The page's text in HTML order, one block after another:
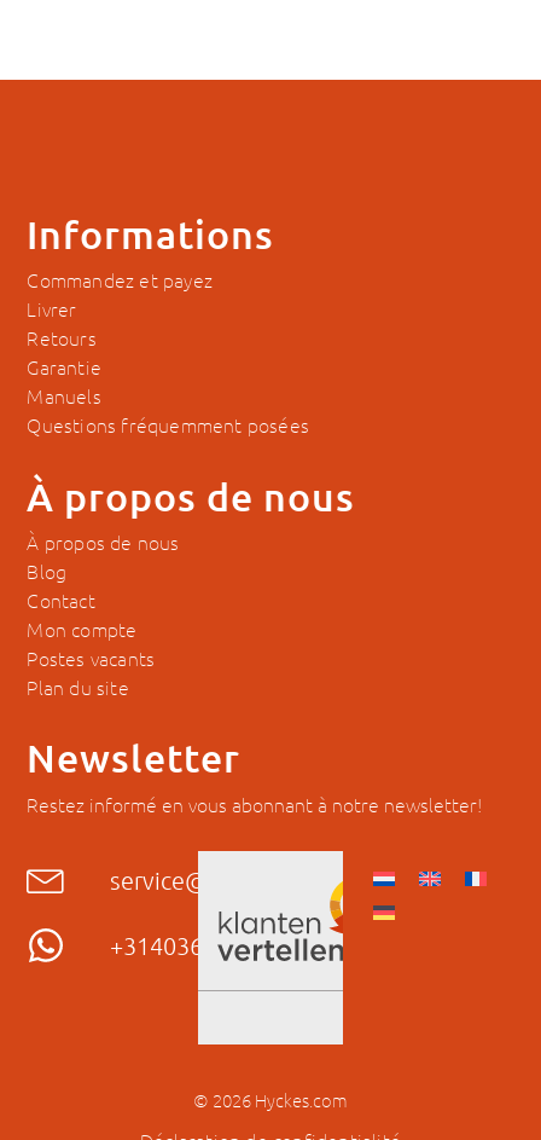
Informations
Commandez et payez
Livrer
Retours
Garantie
Manuels
Questions fréquemment posées
À propos de nous
À propos de nous
Blog
Contact
Mon compte
Postes vacants
Plan du site
Newsletter
Restez informé en vous abonnant à notre newsletter!
service@hyckes.com
+31403690404
© 2026 Hyckes.com